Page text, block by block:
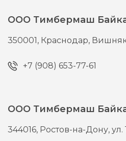
ООО Тимбермаш
350001, Краснодар,
+7 (908) 653-77-61
ООО Тимбермаш
344016, Ростов-на-Дону,ул.